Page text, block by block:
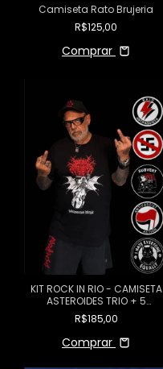
Camiseta Rato Brujeria
R$125,00
Comprar
KIT ROCK IN RIO - CAMISETA
ASTEROIDES TRIO + 5
ADESIVOS RDPEIDO
R$185,00
Comprar